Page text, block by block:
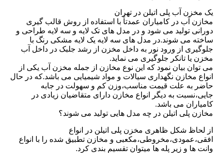
یک مخزن آب پلی اتیلن در تهران
مخازن آب در کامیاران عمدتاً با استفاده از روش قالب گیری
دورانی تولید می شود و در مدل های تک لایه و سه لایه طراحی و
ساخته می شوند.در مدل های سه لایه یک لایه مشکی رنگ با
جلوگیری از ورود نور به داخل مخزن از رشد جلبک در داخل آب
مخزن یا تانکر جلوگیری می نماید.
می توان بیان نمود که این نوع مخازن از جمله مخزن آب یکی از
انواع مخازن نگهداری سیالات و مواد شیمیایی می باشد.که در حال
حاضر به علت قیمت مناسب،وزن کم و سهولت در جابه
جایی،نسبت به دیگر انواع مخازن دارای متقاضیان زیادی در
کامیاران می باشد.
مخازن پلی اتیلن در چه مدل هایی تولید می شوند؟
از لحاظ شکل ظاهری مخزن پلی اتیلن در انواع
افقی،عمودی،مخروطی،مکعبی و مخازن تطبیق شده را با انواع
وانت ها و زیر پله ها میتوان تقسیم بندی کرد.